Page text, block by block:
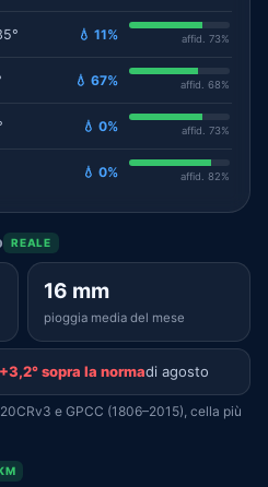
💧 11% affid. 73%
💧 67% affid. 68%
💧 0% affid. 73%
💧 0% affid. 82%
REALE
16 mm
pioggia media del mese
+3,2° sopra la normadi agosto
e GPCC (1806–2015), cella più